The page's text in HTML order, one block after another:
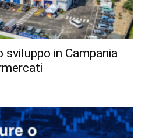
in Campania